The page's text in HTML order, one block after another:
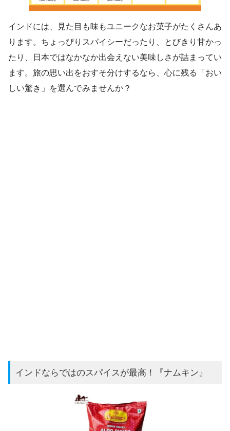
インドには、見た目も味もユニークなお菓子がたくさんあ
ります。ちょっぴりスパイシーだったり、とびきり甘かっ
たり、日本ではなかなか出会えない美味しさが詰まってい
ます。旅の思い出をおすそ分けするなら、心に残る「おい
しい驚き」を選んでみませんか？
インドならではのスパイスが最高！『ナムキン』